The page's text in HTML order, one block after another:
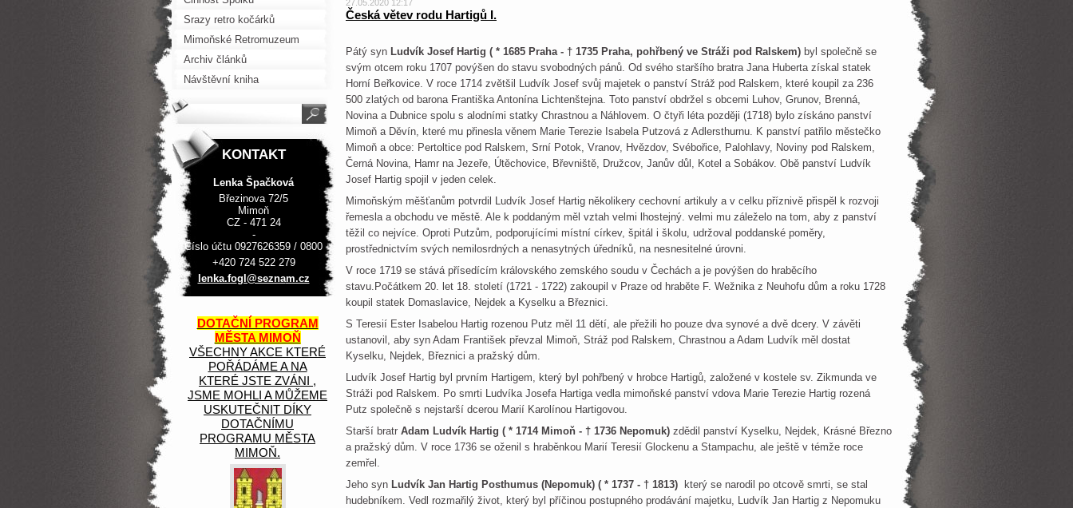
27.05.2020 12:17
Česká větev rodu Hartigů I.
Pátý syn Ludvík Josef Hartig ( * 1685 Praha - † 1735 Praha, pohřbený ve Stráži pod Ralskem) byl společně se
svým otcem roku 1707 povýšen do stavu svobodných pánů. Od svého staršího bratra Jana Huberta získal statek
Horní Beřkovice. V roce 1714 zvětšil Ludvík Josef svůj majetek o panství Stráž pod Ralskem, které koupil za 236
500 zlatých od barona Františka Antonína Lichtenštejna. Toto panství obdržel s obcemi Luhov, Grunov, Brenná,
Novina a Dubnice spolu s alodními statky Chrastnou a Náhlovem. O čtyři léta později (1718) bylo získáno panství
Mimoň a Děvín, které mu přinesla věnem Marie Terezie Isabela Putzová z Adlersthurnu. K panství patřilo městečko
Mimoň a obce: Pertoltice pod Ralskem, Srní Potok, Vranov, Hvězdov, Svébořice, Palohlavy, Noviny pod Ralskem,
Černá Novina, Hamr na Jezeře, Útěchovice, Břevniště, Družcov, Janův důl, Kotel a Sobákov. Obě panství Ludvík
Josef Hartig spojil v jeden celek.
Mimoňským měšťanům potvrdil Ludvík Josef Hartig několikery cechovní artikuly a v celku příznivě přispěl k rozvoji
řemesla a obchodu ve městě. Ale k poddaným měl vztah velmi lhostejný. velmi mu záleželo na tom, aby z panství
těžil co nejvíce. Oproti Putzům, podporujícími místní církev, špitál i školu, udržoval poddanské poměry,
prostřednictvím svých nemilosrdných a nenasytných úředníků, na nesnesitelné úrovni.
V roce 1719 se stává přísedícím královského zemského soudu v Čechách a je povýšen do hraběcího
stavu.Počátkem 20. let 18. století (1721 - 1722) zakoupil v Praze od hraběte F. Wežnika z Neuhofu dům a roku 1728
koupil statek Domaslavice, Nejdek a Kyselku a Březnici.
S Teresií Ester Isabelou Hartig rozenou Putz měl 11 dětí, ale přežili ho pouze dva synové a dvě dcery. V závěti
ustanovil, aby syn Adam František převzal Mimoň, Stráž pod Ralskem, Chrastnou a Adam Ludvík měl dostat
Kyselku, Nejdek, Březnici a pražský dům.
Ludvík Josef Hartig byl prvním Hartigem, který byl pohřbený v hrobce Hartigů, založené v kostele sv. Zikmunda ve
Stráži pod Ralskem. Po smrti Ludvíka Josefa Hartiga vedla mimoňské panství vdova Marie Terezie Hartig rozená
Putz společně s nejstarší dcerou Marií Karolínou Hartigovou.
Starší bratr Adam Ludvík Hartig ( * 1714 Mimoň - † 1736 Nepomuk) zdědil panství Kyselku, Nejdek, Krásné Březno
a pražský dům. V roce 1736 se oženil s hraběnkou Marií Teresií Glockenu a Stampachu, ale ještě v témže roce
zemřel.
Jeho syn Ludvík Jan Hartig Posthumus (Nepomuk) ( * 1737 - † 1813) který se narodil po otcově smrti, se stal
hudebníkem. Vedl rozmařilý život, který byl příčinou postupného prodávání majetku, Ludvík Jan Hartig z Nepomuku
Srazy retro kočárků
Mimoňské Retromuzeum
Archiv článků
Návštěvní kniha
KONTAKT
Lenka Špačková
Březinova 72/5
Mimoň
CZ - 471 24
-
Číslo účtu 0927626359 / 0800
+420 724 522 279
lenka.fogl@seznam.cz
DOTAČNÍ PROGRAM
MĚSTA MIMOŇ
VŠECHNY AKCE KTERÉ
POŘÁDÁME A NA
KTERÉ JSTE ZVÁNI ,
JSME MOHLI A MŮŽEME
USKUTEČNIT DÍKY
DOTAČNÍMU
PROGRAMU MĚSTA
MIMOŇ.